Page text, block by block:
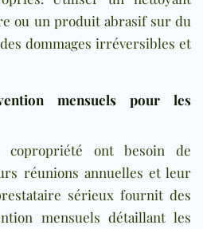
ou un produit abrasif sur du
dommages irréversibles et
mensuels pour les
copropriété ont besoin de
réunions annuelles et leur
sérieux fournit des
mensuels détaillant les